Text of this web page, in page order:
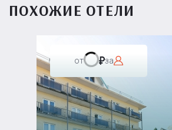
ПОХОЖИЕ ОТЕЛИ
от за